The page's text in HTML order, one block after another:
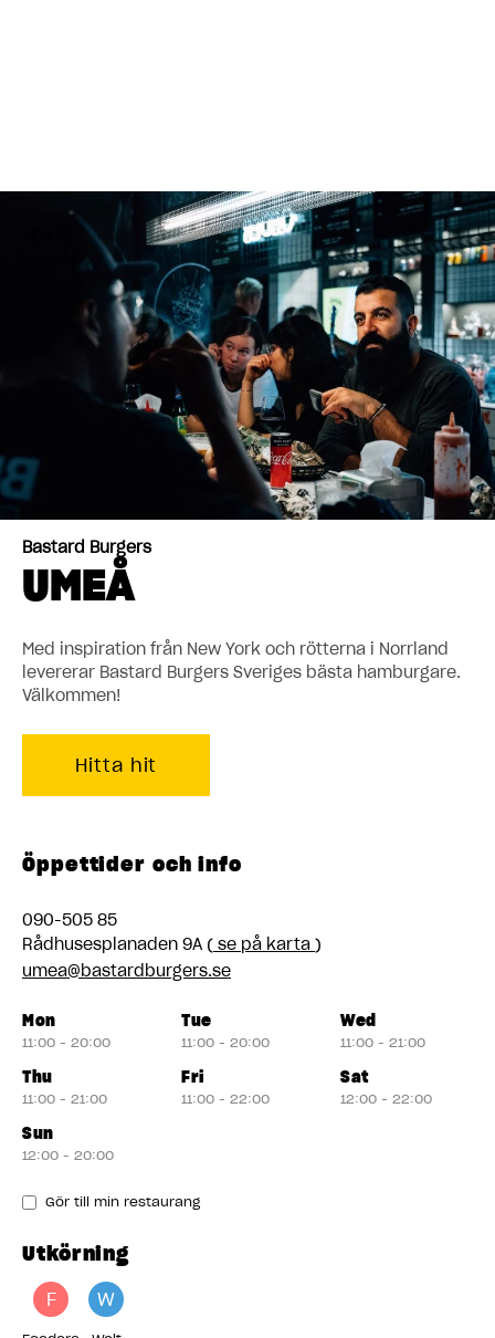
Bastard Burgers
UMEÅ
Med inspiration från New York och rötterna i Norrland
levererar Bastard Burgers Sveriges bästa hamburgare.
Välkommen!
Hitta hit
Öppettider och info
090-505 85
Rådhusesplanaden 9A ( se på karta )
umea@bastardburgers.se
Mon
11:00 - 20:00
Tue
11:00 - 20:00
Wed
11:00 - 21:00
Thu
11:00 - 21:00
Fri
11:00 - 22:00
Sat
12:00 - 22:00
Sun
12:00 - 20:00
Gör till min restaurang
Utkörning
F W